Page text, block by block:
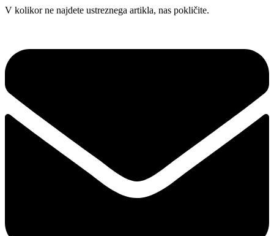
Skip
V kolikor ne najdete ustreznega artikla, nas pokličite.